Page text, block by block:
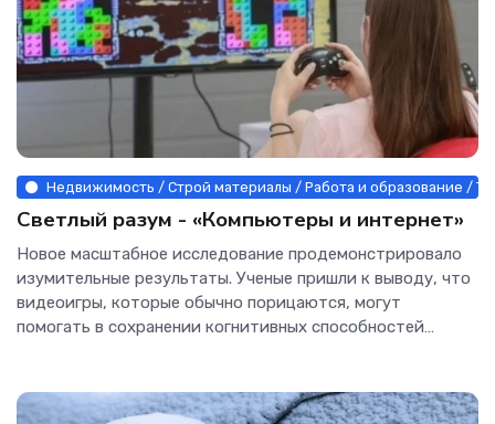
Недвижимость / Строй материалы / Работа и образование /
Светлый разум - «Компьютеры и интернет»
Новое масштабное исследование продемонстрировало
изумительные результаты. Ученые пришли к выводу, что
видеоигры, которые обычно порицаются, могут
помогать в сохранении когнитивных способностей